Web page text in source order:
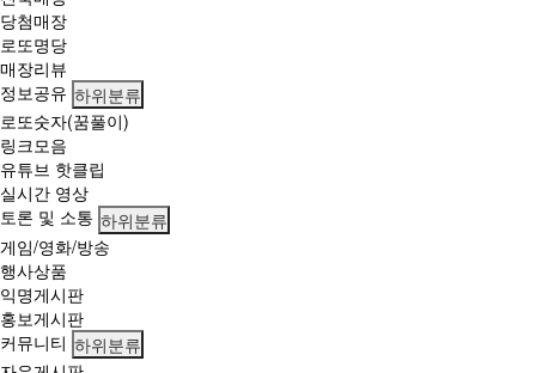
당첨매장
로또명당
매장리뷰
정보공유 하위분류
로또숫자(꿈풀이)
링크모음
유튜브 핫클립
실시간 영상
토론 및 소통 하위분류
게임/영화/방송
행사상품
익명게시판
홍보게시판
커뮤니티 하위분류